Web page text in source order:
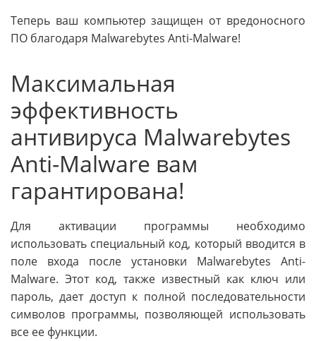
Теперь ваш компьютер защищен от вредоносного
ПО благодаря Malwarebytes Anti-Malware!
Максимальная
эффективность
антивируса Malwarebytes
Anti-Malware вам
гарантирована!
Для активации программы необходимо
использовать специальный код, который вводится в
поле входа после установки Malwarebytes Anti-
Malware. Этот код, также известный как ключ или
пароль, дает доступ к полной последовательности
символов программы, позволяющей использовать
все ее функции.